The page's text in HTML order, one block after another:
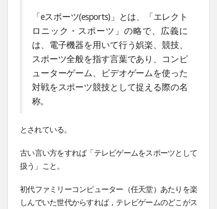
「eスポーツ(esports)」とは、「エレクト
ロニック・スポーツ」の略で、広義に
は、電子機器を用いて行う娯楽、競技、
スポーツ全般を指す言葉であり、コンピ
ューターゲーム、ビデオゲームを使った
対戦をスポーツ競技として捉える際の名
称。
とされている。
古い言い方をすれば「テレビゲームをスポーツとして
扱う」こと。
初代ファミリーコンピューター（任天堂）あたりを楽
しんでいた世代からすれば，テレビゲームのどこがス